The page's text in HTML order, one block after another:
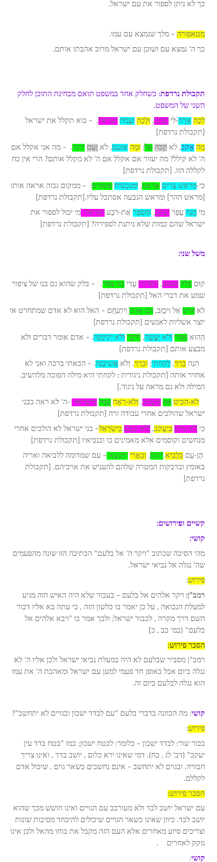
כך לא ניתן לספור את עם ישראל.
מטאפורה – מלך שנמצא עם עמו.
כך ה’ נמצא עם ושוכן עם ישראל מרוב אהבתו אותם.
תקבולת נרדפת: כשחלק אחד במשפט תואם מבחינת התוכן לחלק
השני של המשפט.
לְכָה אָרָה-לִּי יַעֲקֹב, וּלְכָה זֹעֲמָה יִשְׂרָאֵל. – בוא תקלל את ישראל
[תקבולת נרדפת]
מָה אֶקֹּב, לֹא קַבֹּה אֵל; וּמָה אֶזְעֹם, לֹא זָעַם יְהוָה. – מה אני אקלל אם
ה’ לא קילל? מה יעזור אם אקלל אם ה’ לא מקלל אותם? הרי אין כח
לקללה הזו. [תקבולת נרדפת]
כִּי-מֵרֹאשׁ צֻרִים אֶרְאֶנּוּ, וּמִגְּבָעוֹת אֲשׁוּרֶנּוּ: – ממקום גבוה אראה אותו
[מראש ההר] ומראש הגבעה אסתכל עליו.[תקבולת נרדפת]
מִי מָנָה עֲפַר יַעֲקֹב, וּמִסְפָּר אֶת-רֹבַע יִשְׂרָאֵל- מי יכול לספור את
ישראל שהם כמות שלא ניתנת לספירה? [תקבולת נרדפת]
משל שני:
קוּם בָּלָק וּשְׁמָע, הַאֲזִינָה עָדַי בְּנוֹ צִפֹּר. – בלק שהוא גם בנו של ציפור
שמע את דברי האל [תקבולת נרדפת]
לֹא אִישׁ אֵל וִיכַזֵּב, וּבֶן-אָדָם וְיִתְנֶחָם – האל הוא לא אדם שמתחרט או
יוצר אשליות לאנשים [תקבולת נרדפת]
הַהוּא אָמַר וְלֹא יַעֲשֶׂה, וְדִבֶּר וְלֹא יְקִימֶנָּה. – אדם אומר דברים ולא
מבצע אותם [תקבולת נרדפת]
הִנֵּה בָרֵךְ, לָקָחְתִּי; וּבֵרֵךְ, וְלֹא אֲשִׁיבֶנָּה. – הבאתי ברכה ואני לא
אחזיר אותה [תקבולת ניגודית : לקחתי היא מילה הפוכה מלהשיב.
המילה ולא גם מראה על ניגוד.]
לֹא-הִבִּיט אָוֶן בְּיַעֲקֹב, וְלֹא-רָאָה עָמָל בְּיִשְׂרָאֵל -ה’ לא ראה בבני
ישראל שהולכים אחרי עבודה זרה [תקבולת נרדפת]
כִּי לֹא-נַחַשׁ בְּיַעֲקֹב, וְלֹא-קֶסֶם בְּיִשְׂרָאֵל– בני ישראל לא הולכים אחרי
מנחשים וקוסמים אלא מאמינים בו ובנביאיו [תקבולת נרדפת]
הֶן-עָם כְּלָבִיא יָקוּם, וְכַאֲרִי יִתְנַשָּׂא – עם שמדומה ללביאה ואריה
באומץ ובדבקות המטרה שלהם להעניש את אויביהם. [תקבולת
נרדפת]
קשיים ופירושים:
קושי:
מהי הסיבה שכתוב “ויקר ה’ אל בלעם” הכתיבה הזו שונה מהפעמים
שה’ נגלה אל נביאי ישראל.
פירוש:
רמב”ן: ויקר אלהים אל בלעם – בעבור שלא היה האיש הזה מגיע
למעלת הנבואה , על כן יאמר בו כלשון הזה , כי עתה בא אליו דבור
השם דרך מקרה , לכבוד ישראל; ולכך אמר בו “ויבא אלהים אל
בלעם” (במ’ כב , כ]
הסבר פירוש:
רמב”ן מסביר שבלעם לא היה במעלת נביאי ישראל ולכן אליו ה’ לא
נגלה ביום אבל באופן חד פעמי למען עם ישראל ומאהבת ה’ את עמו
הוא נגלה לבלעם ביום זה.
קושי: מה הכוונה בדברי בלעם “עם לבדד ישכון ובגויים לא יתחשב”?
פירוש:
בכור שור: לבדד ישכון – כלומר: לבטח ישכון; כמו “בטח בדד עין
יעקב” (דב’ לג , כח). דמי שאינו ירא כלום , יושב בדד , ואינו צריך
חבורה. ובגוים לא יתחשב – אינם נחשבים כשאר גוים , שיכול אדם
לקללם.
הסבר פירוש:
עם ישראל יושב לבד ולא מעורבב עם הגויים ואינו חושש מכך שהוא
יושב לבד. כיוון שאינו כשאר הגויים שיכולים להיכחד מסיבות שונות
וצריכים סיוע מאחרים אלא העם הזה מקבל את כוחו מהאל ולכן אינו
נזקק לאחרים
.
קושי: